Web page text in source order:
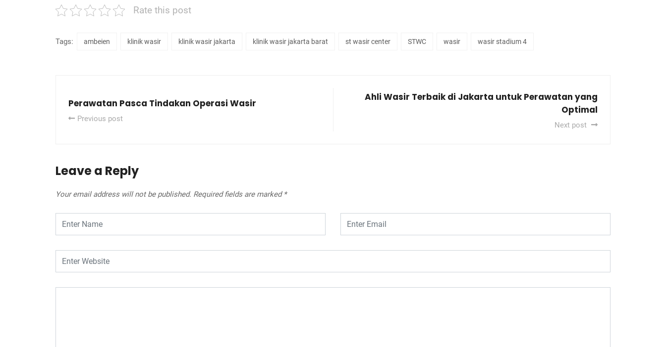
Rate this post
Tags: ambeien klinik wasir klinik wasir jakarta klinik wasir jakarta barat st wasir center STWC wasir wasir stadium 4
Perawatan Pasca Tindakan Operasi Wasir
Previous post
Ahli Wasir Terbaik di Jakarta untuk Perawatan yang
Optimal
Next post
Leave a Reply
Your email address will not be published. Required fields are marked *